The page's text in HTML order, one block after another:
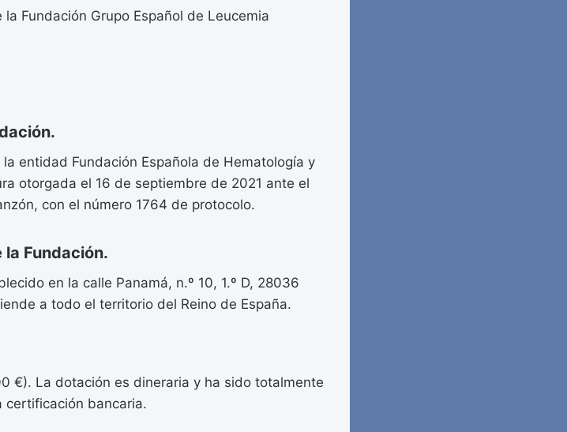
Fundación Grupo Español de Leucemia
entidad Fundación Española de Hematología y
otorgada el 16 de septiembre de 2021 ante el
con el número 1764 de protocolo.
Fundación.
en la calle Panamá, n.º 10, 1.º D, 28036
a todo el territorio del Reino de España.
€). La dotación es dineraria y ha sido totalmente
certificación bancaria.